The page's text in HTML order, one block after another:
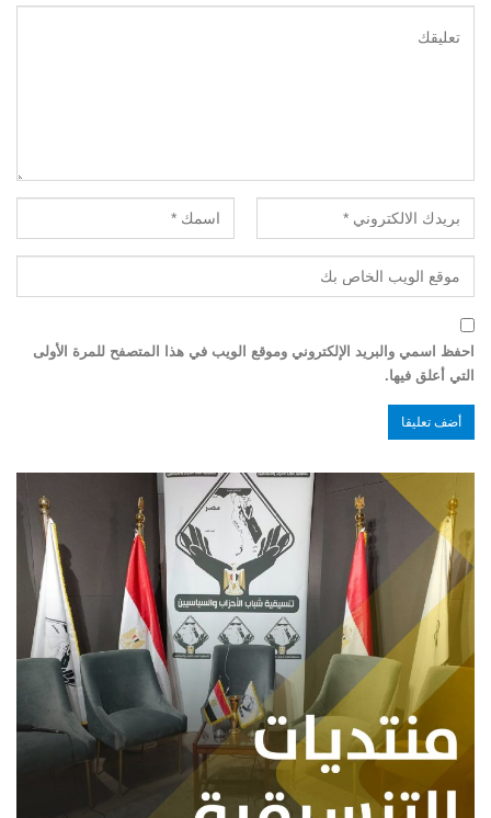
احفظ اسمي والبريد الإلكتروني وموقع الويب في هذا المتصفح للمرة الأولى
التي أعلق فيها.